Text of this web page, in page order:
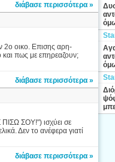
διάβασε περισσότερα »
2ο οικο. Επισης αρη-
πως με επηρεαζουν;
διάβασε περισσότερα »
ΣΟΥ!") ισχύει σε
Δεν το ανέφερα γιατί
διάβασε περισσότερα »